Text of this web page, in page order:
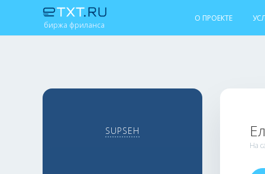
биржа фриланса
О ПРОЕКТЕ
SUPSEH
На